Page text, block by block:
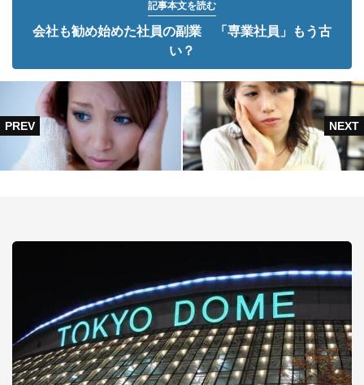
記事本文を読む
会社も勧め始めた社員の副業 「専業社員」もう古
い？